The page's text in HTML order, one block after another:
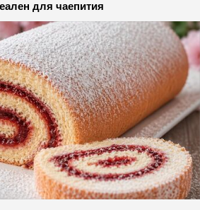
для чаепития